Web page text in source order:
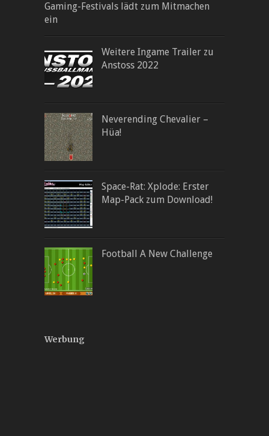
Gaming-Festivals lädt zum Mitmachen
ein
Weitere Ingame Trailer zu
Anstoss 2022
Neverending Chevalier –
Hüa!
Space-Rat: Xplode: Erster
Map-Pack zum Download!
Football A New Challenge
Werbung